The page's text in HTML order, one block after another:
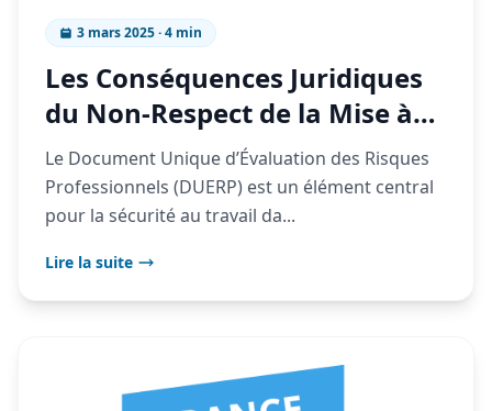
3 mars 2025 · 4 min
Les Conséquences Juridiques
du Non-Respect de la Mise à
Jour du DUERP : Ce Que Vous
Risquez
Le Document Unique d’Évaluation des Risques
Professionnels (DUERP) est un élément central
pour la sécurité au travail da...
Lire la suite